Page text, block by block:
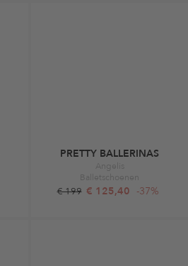
PRETTY BALLERINAS
Angelis
Balletschoenen
€ 199 € 125,40 -37%